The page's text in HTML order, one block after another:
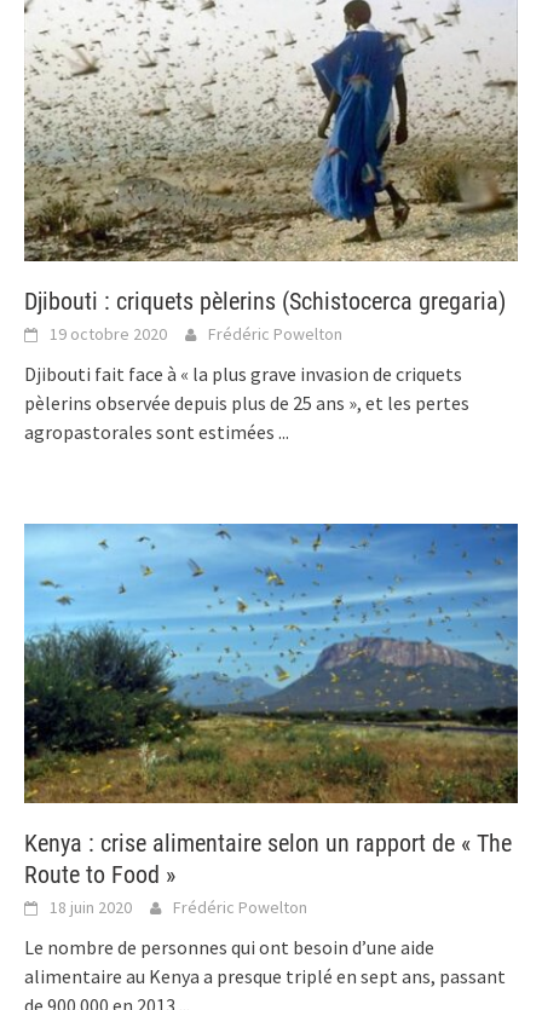
Djibouti : criquets pèlerins (Schistocerca gregaria)
19 octobre 2020 Frédéric Powelton
Djibouti fait face à « la plus grave invasion de criquets
pèlerins observée depuis plus de 25 ans », et les pertes
agropastorales sont estimées ...
Kenya : crise alimentaire selon un rapport de « The
Route to Food »
18 juin 2020 Frédéric Powelton
Le nombre de personnes qui ont besoin d’une aide
alimentaire au Kenya a presque triplé en sept ans, passant
de 900.000 en 2013 ...